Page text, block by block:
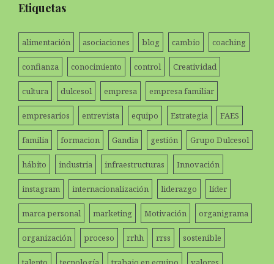
Etiquetas
alimentación asociaciones blog cambio coaching
confianza conocimiento control Creatividad
cultura dulcesol empresa empresa familiar
empresarios entrevista equipo Estrategia FAES
familia formacion Gandia gestión Grupo Dulcesol
hábito industria infraestructuras Innovación
instagram internacionalización liderazgo líder
marca personal marketing Motivación organigrama
organización proceso rrhh rrss sostenible